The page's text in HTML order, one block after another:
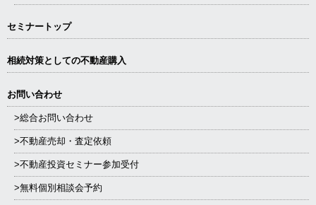
セミナートップ
相続対策としての不動産購入
お問い合わせ
>総合お問い合わせ
>不動産売却・査定依頼
>不動産投資セミナー参加受付
>無料個別相談会予約